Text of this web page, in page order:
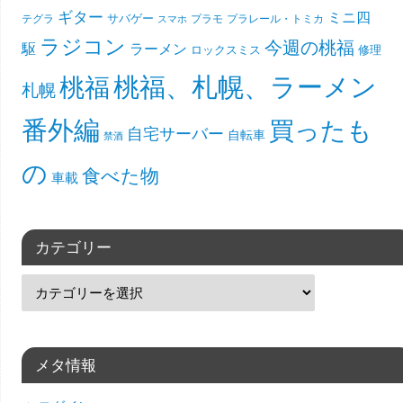
テグラ ギター サバゲー スマホ プラモ プラレール・トミカ ミニ四
駆 ラジコン ラーメン ロックスミス 今週の桃福 修理
札幌桃福桃福、札幌、ラーメン
番外編 禁酒 自宅サーバー 自転車 買ったも
の 車載 食べた物
カテゴリー
メタ情報